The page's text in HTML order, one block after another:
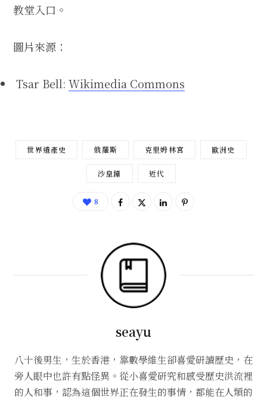
教堂入口。
圖片來源：
Tsar Bell: Wikimedia Commons
世界遺產史 俄羅斯 克里姆林宮 歐洲史
沙皇鐘 近代
8
seayu
八十後男生，生於香港，靠數學維生卻喜愛研讀歷史，在
旁人眼中也許有點怪異。從小喜愛研究和感受歷史洪流裡
的人和事，認為這個世界正在發生的事情，都能在人類的